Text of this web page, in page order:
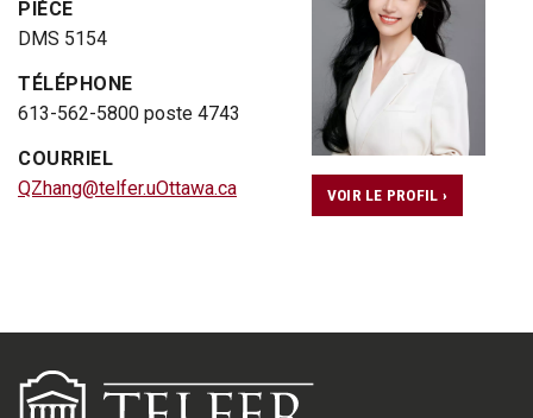
PIÈCE
DMS 5154
TÉLÉPHONE
613-562-5800 poste 4743
COURRIEL
QZhang@telfer.uOttawa.ca
VOIR LE PROFIL ›